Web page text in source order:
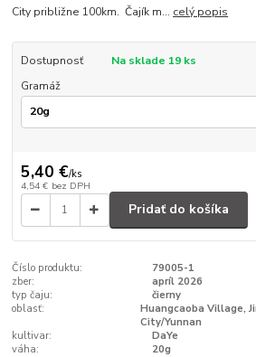
City približne 100km. Čajík m... celý popis
Dostupnosť
Na sklade 19 ks
Gramáž
5,40 €/ks
4,54 € bez DPH
Pridať do košíka
Číslo produktu:
79005-1
zber:
apríl 2026
typ čaju:
čierny
oblasť:
Huangcaoba Village,
City/Yunnan
kultivar:
DaYe
váha:
20g